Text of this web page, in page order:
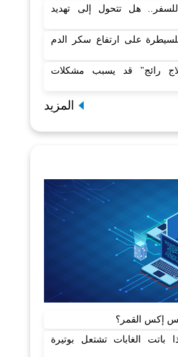
هل تتحول إلى تهديد
على ارتفاع سكر الدم
رائج" قد يسبب مشكلات
المزيد
إكس القمر؟
باتت الغابات تشتعل بوتيرة